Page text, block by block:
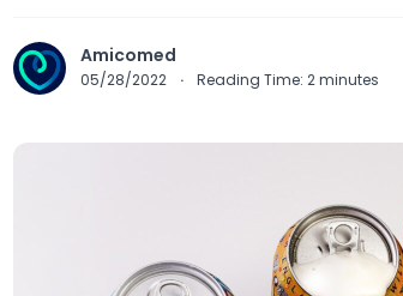
Amicomed
05/28/2022 · Reading Time: 2minutes